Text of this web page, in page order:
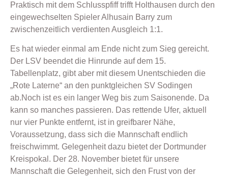
Praktisch mit dem Schlusspfiff trifft Holthausen durch den
eingewechselten Spieler Alhusain Barry zum
zwischenzeitlich verdienten Ausgleich 1:1.
Es hat wieder einmal am Ende nicht zum Sieg gereicht.
Der LSV beendet die Hinrunde auf dem 15.
Tabellenplatz, gibt aber mit diesem Unentschieden die
„Rote Laterne“ an den punktgleichen SV Sodingen
ab.Noch ist es ein langer Weg bis zum Saisonende. Da
kann so manches passieren. Das rettende Ufer, aktuell
nur vier Punkte entfernt, ist in greifbarer Nähe,
Voraussetzung, dass sich die Mannschaft endlich
freischwimmt. Gelegenheit dazu bietet der Dortmunder
Kreispokal. Der 28. November bietet für unsere
Mannschaft die Gelegenheit, sich den Frust von der